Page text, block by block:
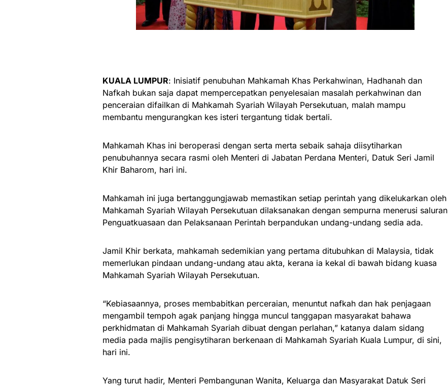
KUALA LUMPUR: Inisiatif penubuhan Mahkamah Khas Perkahwinan, Hadhanah dan
Nafkah bukan saja dapat mempercepatkan penyelesaian masalah perkahwinan dan
penceraian difailkan di Mahkamah Syariah Wilayah Persekutuan, malah mampu
membantu mengurangkan kes isteri tergantung tidak bertali.
Mahkamah Khas ini beroperasi dengan serta merta sebaik sahaja diisytiharkan
penubuhannya secara rasmi oleh Menteri di Jabatan Perdana Menteri, Datuk Seri Jamil
Khir Baharom, hari ini.
Mahkamah ini juga bertanggungjawab memastikan setiap perintah yang dikelukarkan oleh
Mahkamah Syariah Wilayah Persekutuan dilaksanakan dengan sempurna menerusi saluran
Penguatkuasaan dan Pelaksanaan Perintah berpandukan undang-undang sedia ada.
Jamil Khir berkata, mahkamah sedemikian yang pertama ditubuhkan di Malaysia, tidak
memerlukan pindaan undang-undang atau akta, kerana ia kekal di bawah bidang kuasa
Mahkamah Syariah Wilayah Persekutuan.
“Kebiasaannya, proses membabitkan perceraian, menuntut nafkah dan hak penjagaan
mengambil tempoh agak panjang hingga muncul tanggapan masyarakat bahawa
perkhidmatan di Mahkamah Syariah dibuat dengan perlahan,” katanya dalam sidang
media pada majlis pengisytiharan berkenaan di Mahkamah Syariah Kuala Lumpur, di sini,
hari ini.
Yang turut hadir, Menteri Pembangunan Wanita, Keluarga dan Masyarakat Datuk Seri